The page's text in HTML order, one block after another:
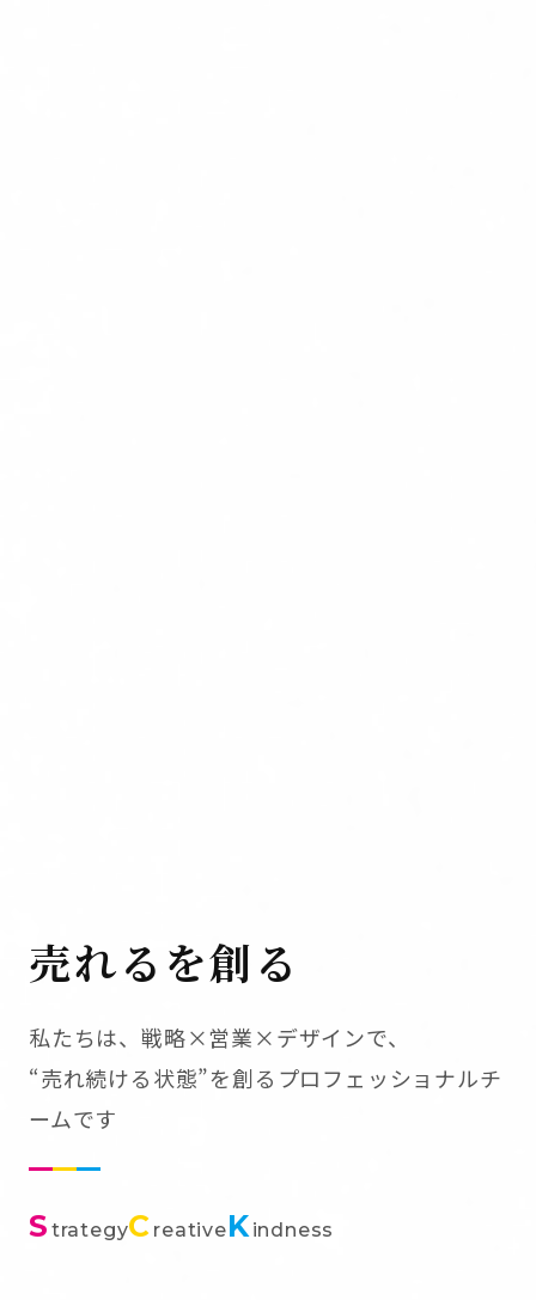
売れるを創る
私たちは、戦略×営業×デザインで、
“売れ続ける状態”を創るプロフェッショナルチ
ームです
S trategyC reativeKindness